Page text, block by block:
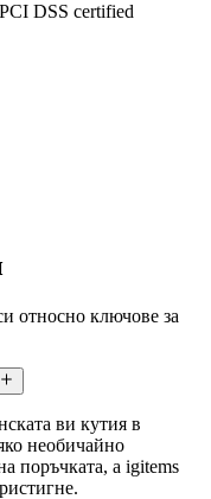
DSS certified
относно ключове за
ви кутия в
необичайно
поръчката, а igitems